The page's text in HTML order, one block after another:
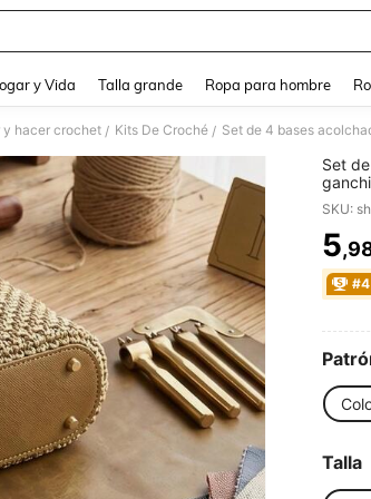
y Vida Talla grande Ropa para hombre
y hacer crochet / Kits De Croché /
Set
de
caqui,
SKU:
5
Talla